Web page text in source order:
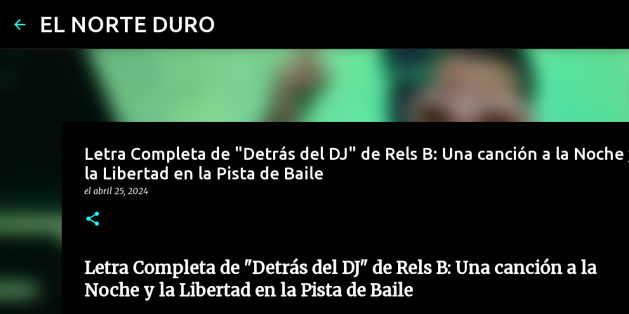
EL NORTE DURO
Letra Completa de "Detrás del DJ" de Rels B: Una canción a la Noche
la Libertad en la Pista de Baile
el abril 25, 2024
Letra Completa de "Detrás del DJ" de Rels B: Una canción a la
Noche y la Libertad en la Pista de Baile